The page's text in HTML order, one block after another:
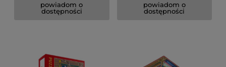
powiadom o
dostępności
powiadom o
dostępności